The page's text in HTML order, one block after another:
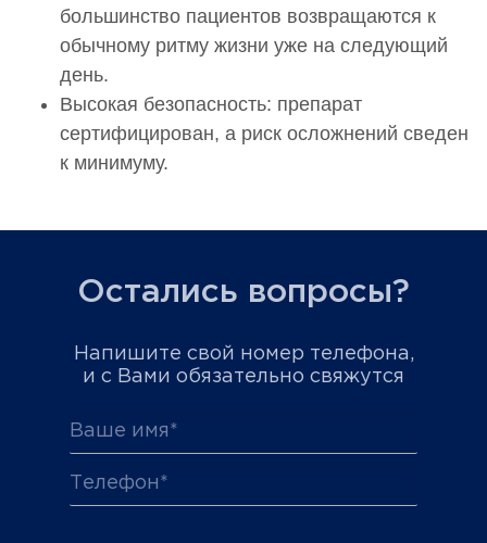
большинство пациентов возвращаются к
обычному ритму жизни уже на следующий
день.
Высокая безопасность: препарат
сертифицирован, а риск осложнений сведен
к минимуму.
Остались вопросы?
Напишите свой номер телефона,
и с Вами обязательно свяжутся